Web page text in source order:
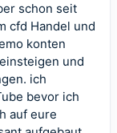
schon seit
cfd Handel und
konten
und
ich
bevor ich
auf eure